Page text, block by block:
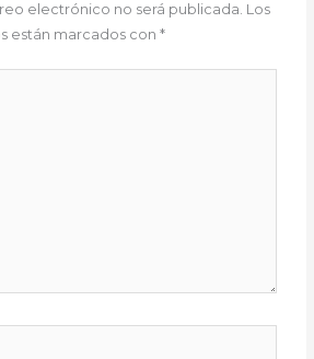
electrónico no será publicada. Los
están marcados con*